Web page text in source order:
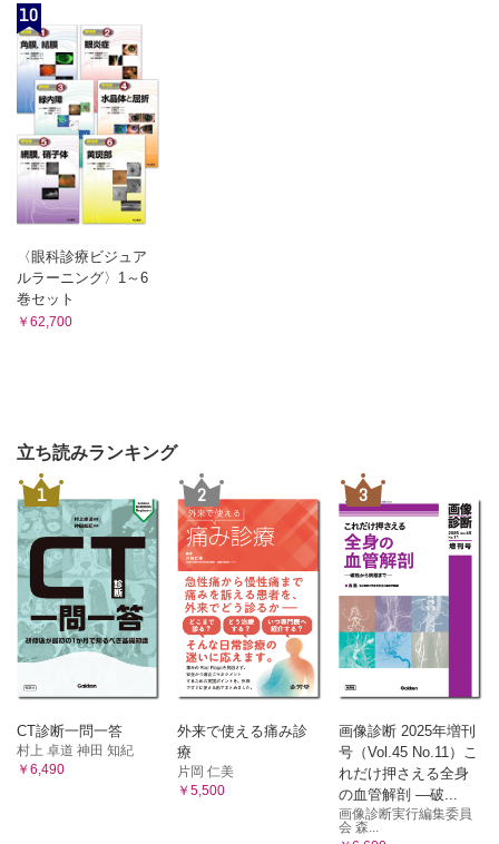
10
〈眼科診療ビジュア
ルラーニング〉1～6
巻セット
￥62,700
立ち読みランキング
1
CT診断一問一答
村上 卓道 神田 知紀
￥6,490
2
外来で使える痛み診
療
片岡 仁美
￥5,500
3
画像診断 2025年増刊
号（Vol.45 No.11）こ
れだけ押さえる全身
の血管解剖 ―破...
画像診断実行編集委員
会 森...